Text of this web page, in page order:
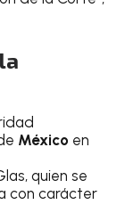
México en
quien se
con carácter